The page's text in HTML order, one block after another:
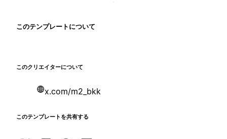
このテンプレートについて
このクリエイターについて
x.com/m2_bkk
このテンプレートを共有する